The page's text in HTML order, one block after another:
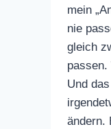
mein
nie
gleich
Und
ändern.